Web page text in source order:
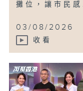
攤位，讓市民
03/08/2026
收看